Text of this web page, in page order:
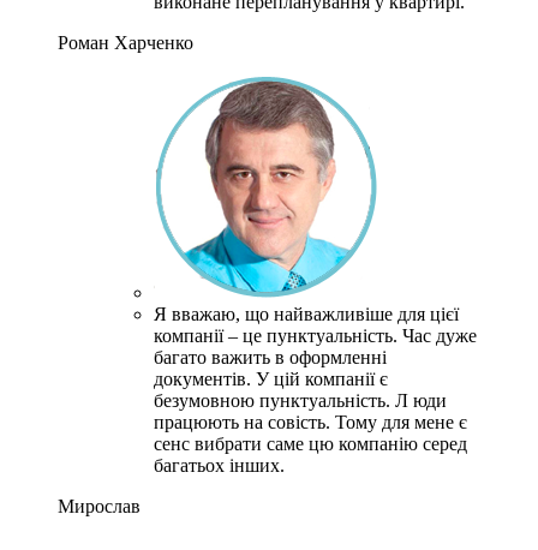
Роман Харченко
Я вважаю, що найважливіше для цієї
компанії – це пунктуальність. Час дуже
багато важить в оформленні
документів. У цій компанії є
безумовною пунктуальність. Л юди
працюють на совість. Тому для мене є
сенс вибрати саме цю компанію серед
багатьох інших.
Мирослав